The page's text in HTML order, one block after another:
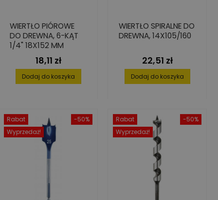
WIERTŁO PIÓROWE
DO DREWNA, 6-KĄT
1/4" 18X152 MM
Cena
18,11 zł
Dodaj do koszyka
WIERTŁO SPIRALNE DO
DREWNA, 14X105/160
Cena
22,51 zł
Dodaj do koszyka
-50%
Rabat
Wyprzedaż!
-50%
Rabat
Wyprzedaż!